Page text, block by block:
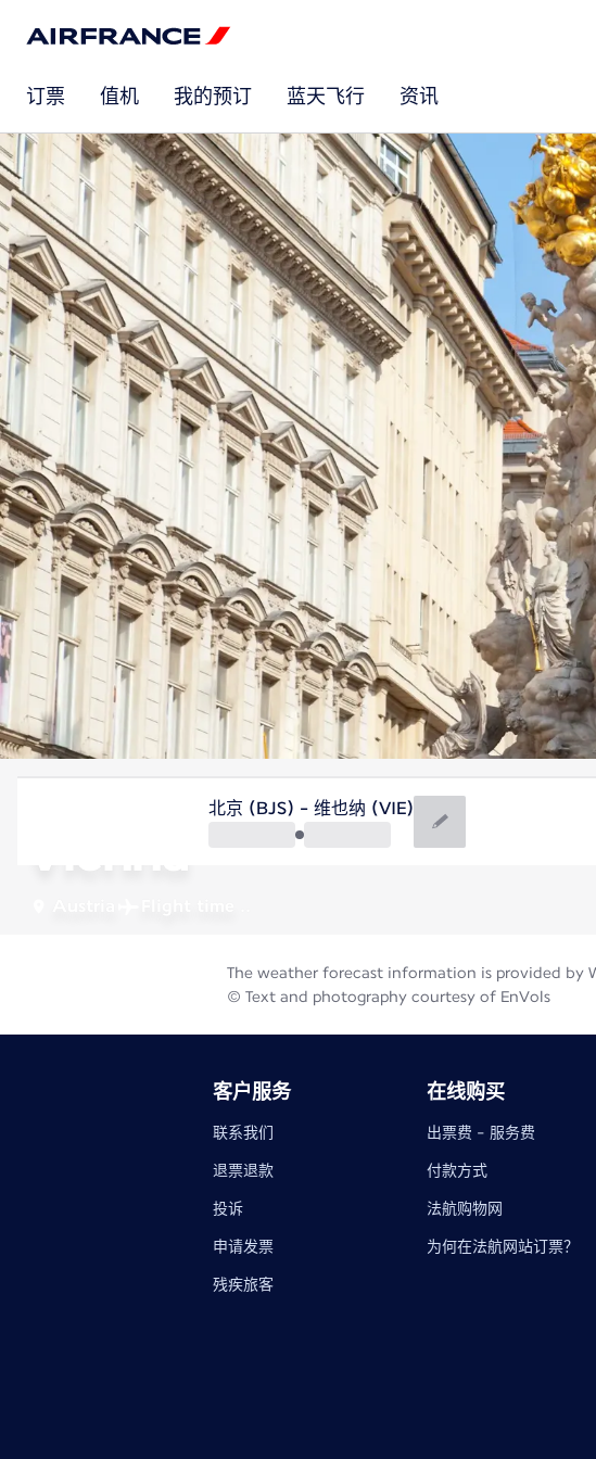
订票 值机 我的预订 蓝天飞行 资讯
Vienna
北京 (BJS) - 维也纳 (VIE)
The weather forecast information is provided by
© Text and photography courtesy of EnVols
客户服务
联系我们
退票退款
投诉
申请发票
残疾旅客
在线购买
出票费 - 服务费
付款方式
法航购物网
为何在法航网站订票？